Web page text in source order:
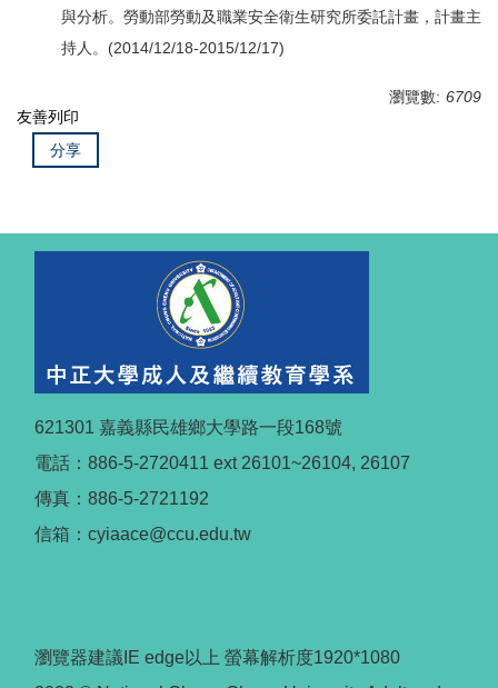
與分析。勞動部勞動及職業安全衛生研究所委託計畫，計畫主
持人。(2014/12/18-2015/12/17)
瀏覽數: 6709
友善列印
分享
621301 嘉義縣民雄鄉大學路一段168號
電話：886-5-2720411 ext 26101~26104, 26107
傳真：886-5-2721192
信箱：cyiaace@ccu.edu.tw
瀏覽器建議IE edge以上 螢幕解析度1920*1080